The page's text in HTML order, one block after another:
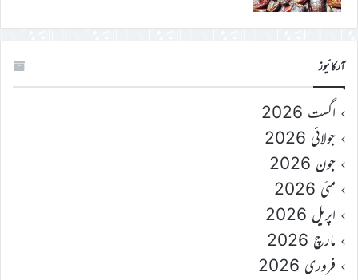
آرکائیوز
اگست 2026
جولائی 2026
جون 2026
مئی 2026
اپریل 2026
مارچ 2026
فروری 2026